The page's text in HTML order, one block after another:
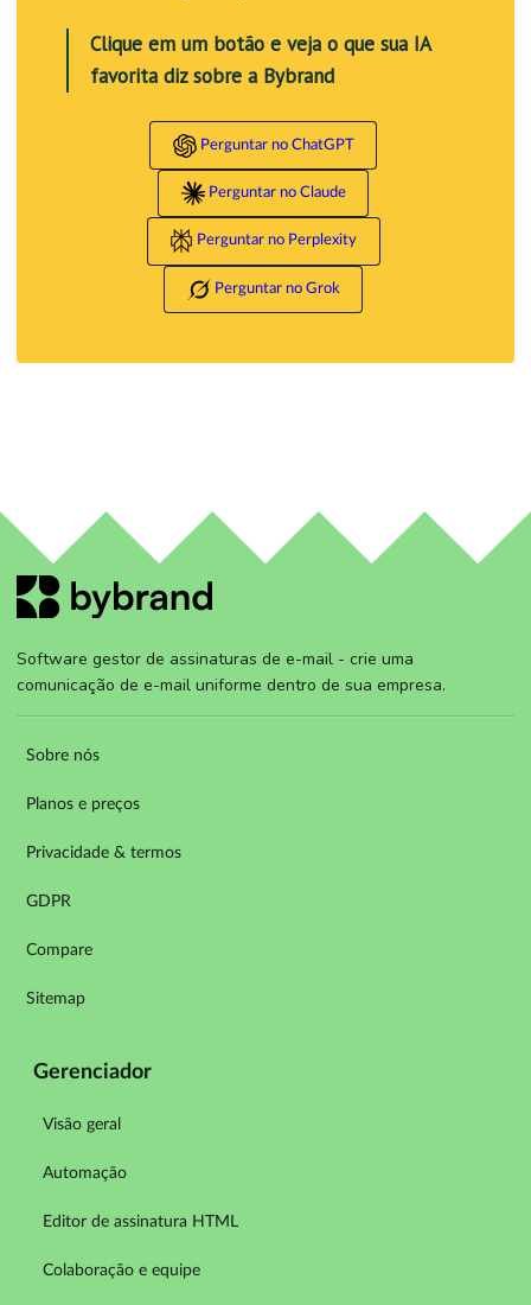
Clique em um botão e veja o que sua IA
favorita diz sobre a Bybrand
Perguntar no ChatGPT
Perguntar no Claude
Perguntar no Perplexity
Perguntar no Grok
Software gestor de assinaturas de e-mail - crie uma
comunicação de e-mail uniforme dentro de sua empresa.
Sobre nós
Planos e preços
Privacidade & termos
GDPR
Compare
Sitemap
Gerenciador
Visão geral
Automação
Editor de assinatura HTML
Colaboração e equipe